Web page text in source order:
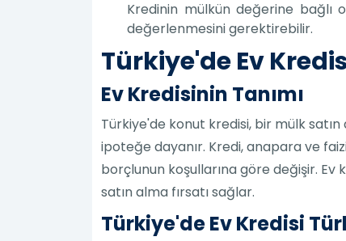
Kredinin mülkün değerine bağlı
değerlenmesini gerektirebilir.
Türkiye'de Ev
Ev Kredisinin Tanımı
Türkiye'de konut kredisi, bir mülk
ipoteğe dayanır. Kredi, anapara ve
borçlunun koşullarına göre değişir. Ev
satın alma fırsatı sağlar.
Türkiye'de Ev Kredisi